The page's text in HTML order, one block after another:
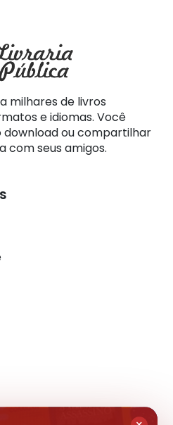
milhares de livros
e idiomas. Você
download ou compartilhar
com seus amigos.